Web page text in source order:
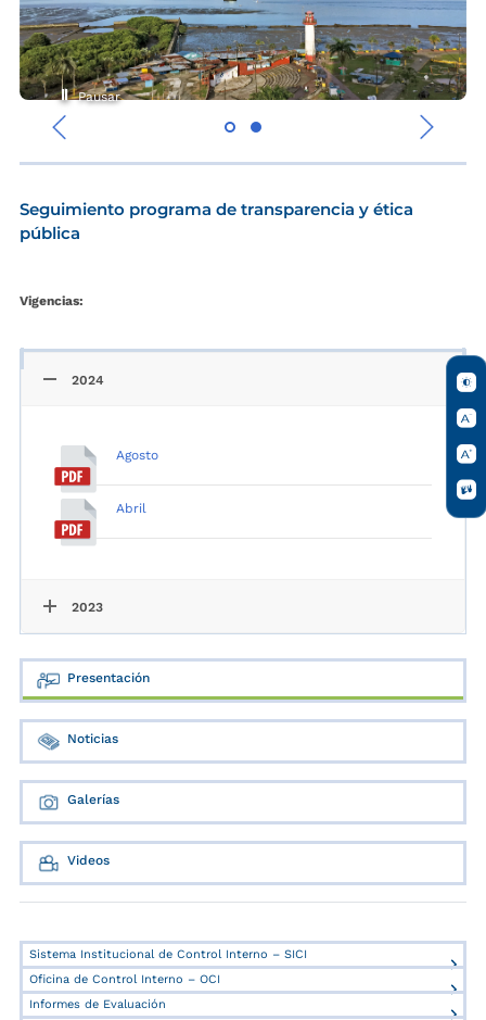
‹
›
Pausar
Seguimiento programa de transparencia y ética
pública
Vigencias:
2024
Agosto
Abril
2023
Presentación
Noticias
Galerías
Videos
Sistema Institucional de Control Interno – SICI
Oficina de Control Interno – OCI
Informes de Evaluación